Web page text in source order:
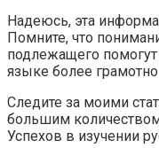
Надеюсь, эта
Помните, что
подлежащего
языке более грамотно
Следите за моими
большим
Успехов в изучении